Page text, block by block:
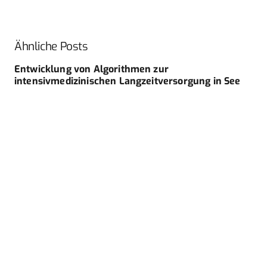
Ähnliche Posts
Entwicklung von Algorithmen zur
intensivmedizinischen Langzeitversorgung in See